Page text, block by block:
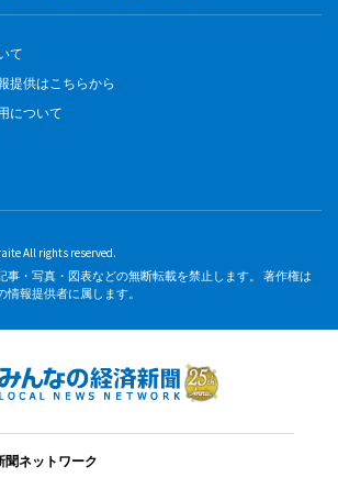
て
提供はこちらから
について
All rights reserved.
事・写真・図表などの無断転載を禁止します。 著作権は
報提供者に属します。
聞ネットワーク